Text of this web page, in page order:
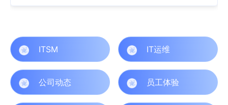
ITSM IT运维
公司动态 员工体验